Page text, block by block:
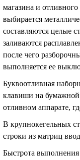
магазина и
выбирается
составляются целые
заливаются
после чего
выполняется ее
Буквоотливная
клавиши на бумажной
отливном аппарате,
В крупнокегельных
строки из матриц
Быстрота